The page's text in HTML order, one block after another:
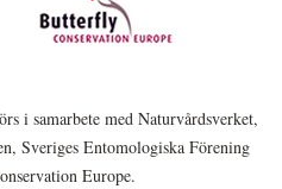
i samarbete med Naturvårdsverket,
Sveriges Entomologiska Förening
Europe.